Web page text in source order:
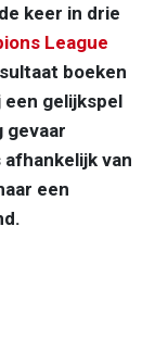
keer in drie
League
boeken
een gelijkspel
gevaar
van
een